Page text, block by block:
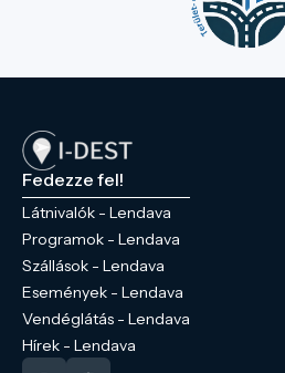
Fedezze fel!
Látnivalók - Lendava
Programok - Lendava
Szállások - Lendava
Események - Lendava
Vendéglátás - Lendava
Hírek - Lendava